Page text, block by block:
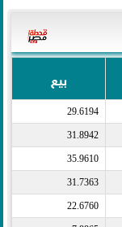
بيع
29.6194
31.8942
35.9610
31.7363
22.6760